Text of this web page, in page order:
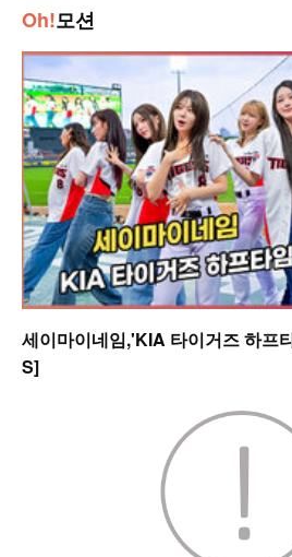
Oh!모션
세이마이네임,'KIA 타이거즈 하프
S]